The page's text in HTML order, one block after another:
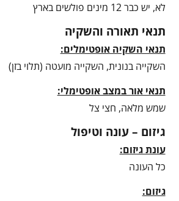
לא, יש כבר 12 מינים פולשים בארץ
תנאי תאורה והשקיה
תנאי השקיה אופטימלים:
השקייה בנונית, השקייה מועטה (תלוי בזן)
תנאי אור במצב אופטימלי:
שמש מלאה, חצי צל
גיזום – עונה וטיפול
עונת גיזום:
כל העונה
גיזום: